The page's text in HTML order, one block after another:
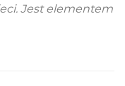
Jest elementem